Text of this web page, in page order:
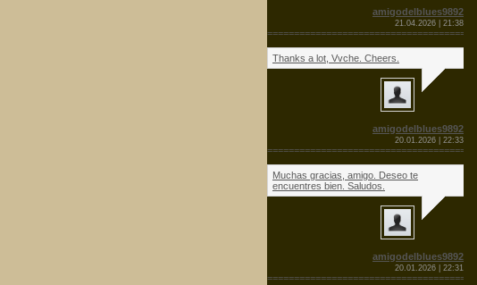
amigodelblues9892
21.04.2026 | 21:38
Thanks a lot, Vvche. Cheers.
amigodelblues9892
20.01.2026 | 22:33
Muchas gracias, amigo. Deseo te
encuentres bien. Saludos.
amigodelblues9892
20.01.2026 | 22:31